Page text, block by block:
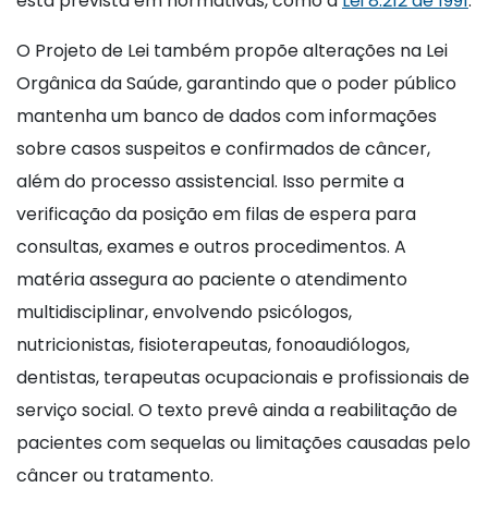
O Projeto de Lei também propõe alterações na Lei
Orgânica da Saúde, garantindo que o poder público
mantenha um banco de dados com informações
sobre casos suspeitos e confirmados de câncer,
além do processo assistencial. Isso permite a
verificação da posição em filas de espera para
consultas, exames e outros procedimentos. A
matéria assegura ao paciente o atendimento
multidisciplinar, envolvendo psicólogos,
nutricionistas, fisioterapeutas, fonoaudiólogos,
dentistas, terapeutas ocupacionais e profissionais de
serviço social. O texto prevê ainda a reabilitação de
pacientes com sequelas ou limitações causadas pelo
câncer ou tratamento.